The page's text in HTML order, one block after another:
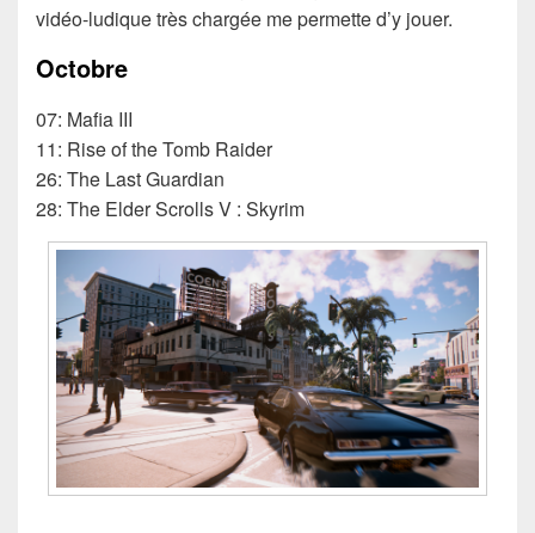
vidéo-ludique très chargée me permette d’y jouer.
Octobre
07: Mafia III
11: Rise of the Tomb Raider
26: The Last Guardian
28: The Elder Scrolls V : Skyrim